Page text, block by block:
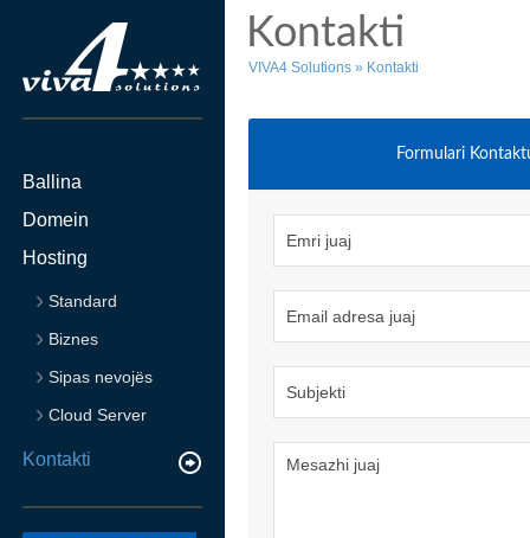
Ballina
Domein
Hosting
Standard
Biznes
Sipas nevojës
Cloud Server
Kontakti
Kontakti
VIVA4 Solutions » Kontakti
Formulari